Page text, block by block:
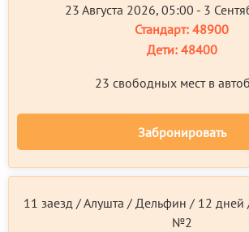
23 Августа 2026, 05:00 - 3
Стандарт: 48900
Дети:48400
23 свободных мест в
Забронировать
11 заезд / Алушта / Дельфин / 12 дней
№2